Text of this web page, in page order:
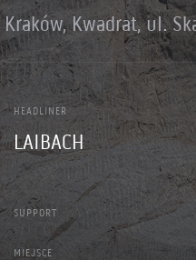
Kraków, Kwadrat, ul.
HEADLINER
LAIBACH
SUPPORT
MIEJSCE